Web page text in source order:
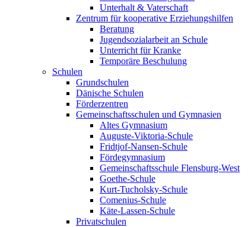
Unterhalt & Vaterschaft
Zentrum für kooperative Erziehungshilfen
Beratung
Jugendsozialarbeit an Schule
Unterricht für Kranke
Temporäre Beschulung
Schulen
Grundschulen
Dänische Schulen
Förderzentren
Gemeinschaftsschulen und Gymnasien
Altes Gymnasium
Auguste-Viktoria-Schule
Fridtjof-Nansen-Schule
Fördegymnasium
Gemeinschaftsschule Flensburg-West
Goethe-Schule
Kurt-Tucholsky-Schule
Comenius-Schule
Käte-Lassen-Schule
Privatschulen